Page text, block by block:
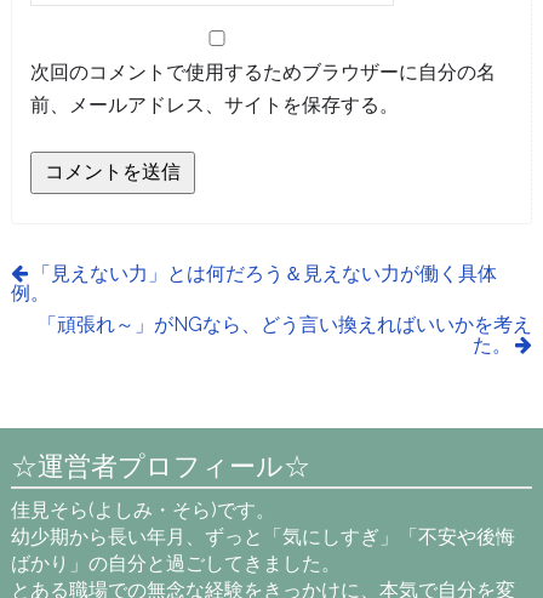
次回のコメントで使用するためブラウザーに自分の名
前、メールアドレス、サイトを保存する。
「見えない力」とは何だろう＆見えない力が働く具体
例。
「頑張れ～」がNGなら、どう言い換えればいいかを考え
た。
☆運営者プロフィール☆
佳見そら(よしみ・そら)です。
幼少期から長い年月、ずっと「気にしすぎ」「不安や後悔
ばかり」の自分と過ごしてきました。
とある職場での無念な経験をきっかけに、本気で自分を変